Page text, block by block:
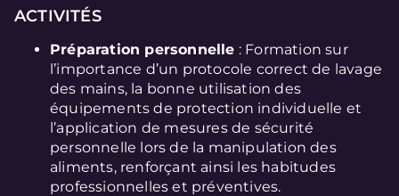
ACTIVITÉS
Préparation personnelle : Formation sur
l’importance d’un protocole correct de lavage
des mains, la bonne utilisation des
équipements de protection individuelle et
l’application de mesures de sécurité
personnelle lors de la manipulation des
aliments, renforçant ainsi les habitudes
professionnelles et préventives.